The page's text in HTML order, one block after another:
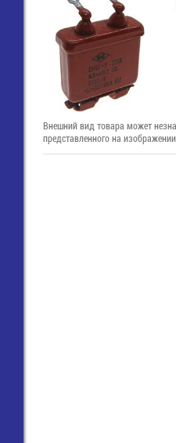
Внешний вид товара может
представленного на изображении